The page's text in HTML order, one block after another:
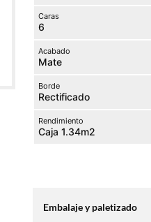
Caras
6
Acabado
Mate
Borde
Rectificado
Rendimiento
Caja 1.34m2
Embalaje y paletizado